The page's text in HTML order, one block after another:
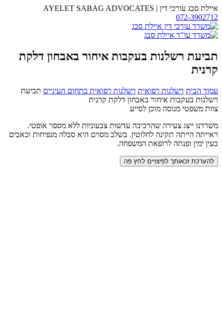
דלג
לתוכן
איילת סבג עורכי דין |
AYELET SABAG ADVOCATES
072-3902712
משרד
עו"ד
סבג
תביעת רשלנות בעקבות איחור באבחון דלקת
קרנית
עמוד הבית רשלנות רפואית רשלנות רפואית בתחום העיניים תביעת
רשלנות בעקבות איחור באבחון דלקת קרנית
צוות משפטי מנוסה מוכן לסייע
משרדנו ייצג צעירה שהרכיבה עדשות צבעוניות ללא מספר אופטי.
ראייתה הייתה תקינה לחלוטין. בשלב מסוים היא סבלה מנפיחות וכאבים
בעין ימין ופנתה לרופאת המשפחה.
להערכת זכאותך לפיצויים לחץ פה